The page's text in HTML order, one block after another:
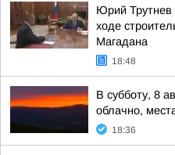
Юрий
ходе
Магадана
18:48
В субботу, 8
облачно,
18:36